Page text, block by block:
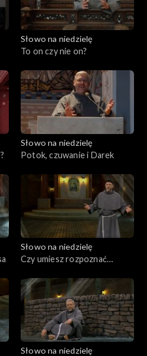
Słowo na niedzielę
To on czy nie on?
Słowo na niedzielę
Potok, czuwanie i Darek
Słowo na niedzielę
Czy umiesz rozpoznać
Słowo na niedzielę